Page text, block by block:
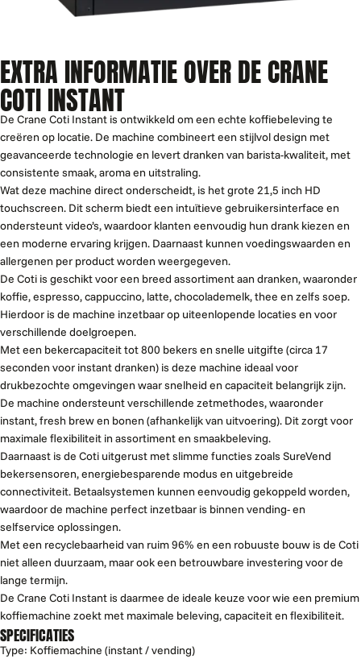
EXTRA INFORMATIE OVER DE CRANE
COTI INSTANT
De Crane Coti Instant is ontwikkeld om een echte koffiebeleving te
creëren op locatie. De machine combineert een stijlvol design met
geavanceerde technologie en levert dranken van barista-kwaliteit, met
consistente smaak, aroma en uitstraling.
Wat deze machine direct onderscheidt, is het grote 21,5 inch HD
touchscreen. Dit scherm biedt een intuïtieve gebruikersinterface en
ondersteunt video’s, waardoor klanten eenvoudig hun drank kiezen en
een moderne ervaring krijgen. Daarnaast kunnen voedingswaarden en
allergenen per product worden weergegeven.
De Coti is geschikt voor een breed assortiment aan dranken, waaronder
koffie, espresso, cappuccino, latte, chocolademelk, thee en zelfs soep.
Hierdoor is de machine inzetbaar op uiteenlopende locaties en voor
verschillende doelgroepen.
Met een bekercapaciteit tot 800 bekers en snelle uitgifte (circa 17
seconden voor instant dranken) is deze machine ideaal voor
drukbezochte omgevingen waar snelheid en capaciteit belangrijk zijn.
De machine ondersteunt verschillende zetmethodes, waaronder
instant, fresh brew en bonen (afhankelijk van uitvoering). Dit zorgt voor
maximale flexibiliteit in assortiment en smaakbeleving.
Daarnaast is de Coti uitgerust met slimme functies zoals SureVend
bekersensoren, energiebesparende modus en uitgebreide
connectiviteit. Betaalsystemen kunnen eenvoudig gekoppeld worden,
waardoor de machine perfect inzetbaar is binnen vending- en
selfservice oplossingen.
Met een recyclebaarheid van ruim 96% en een robuuste bouw is de Coti
niet alleen duurzaam, maar ook een betrouwbare investering voor de
lange termijn.
De Crane Coti Instant is daarmee de ideale keuze voor wie een premium
koffiemachine zoekt met maximale beleving, capaciteit en flexibiliteit.
SPECIFICATIES
Type: Koffiemachine (instant / vending)